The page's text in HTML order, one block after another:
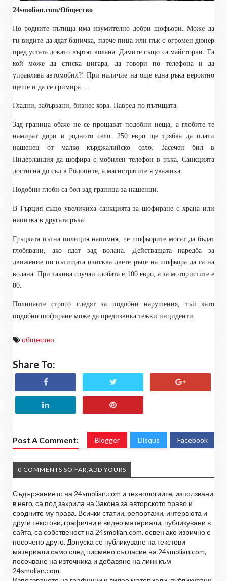
24smolian.com/Общество
По родните пътища има изумително добри шофьори. Може да
ги видите да ядат баничка, парче пица или пък с огромен дюнер
пред устата докато въртят волана. Дамите също са майсторки. Та
кой може да стиска цигара, да говори по телефона и да
управлява автомобил?! При наличие на още една ръка вероятно
щеше и да се гримира…
Гладни, забързани, бизнес хора. Навред по пътищата.
Зад граница обаче не се прощават подобни неща, а глобите те
намират дори в родното село.
250 евро ще трябва да плати
нашенец от малко кърджалийско село. Засечен бил в
Нидерландия да шофира с мобилен телефон в ръка. Санкцията
достигна до съд в Родопите, а магистратите я уважиха.
Подобни глоби са бол зад граница за нашенци.
В Гърция също увеличиха санкцията за шофиране с храна или
напитка в другата ръка.
Гръцката пътна полиция напомня, че шофьорите могат да бъдат
глобявани, ако ядат зад волана. Действащата наредба за
движение по пътищата изисква двете ръце на шофьора да са на
волана. При такива случаи глобата е 100 евро, а за мотористите е
80.
Полицаите строго следят за подобни нарушения, тъй като
подобно шофиране може да предизвика тежки инциденти.
общество
Share To:
Post A Comment: Blogger Disqus Facebook
0 COMMENTS SO FAR,ADD YOURS
Съдържанието на 24smolian.com и технологиите, използвани
в него, са под закрила на Закона за авторското право и
сродните му права. Всички статии, репортажи, интервюта и
други текстови, графични и видео материали, публикувани в
сайта, са собственост на 24smolian.com, освен ако изрично е
посочено друго. Допуска се публикуване на текстови
материали само след писмено съгласие на 24smolian.com,
посочване на източника и добавяне на линк към
24smolian.com.